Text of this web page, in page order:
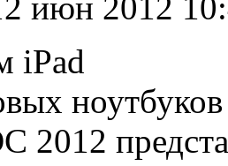
июн 2012
iPad
2012